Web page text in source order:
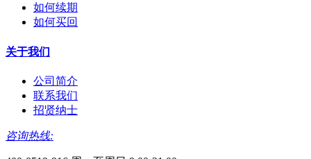
如何续期
如何买回
关于我们
公司简介
联系我们
招贤纳士
咨询热线: